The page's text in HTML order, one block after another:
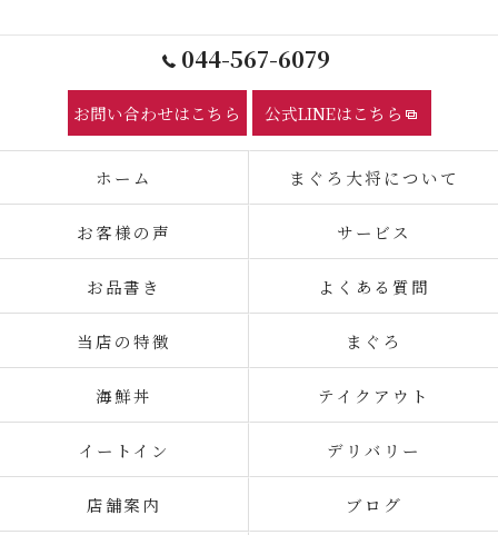
044-567-6079
お問い合わせはこちら 公式LINEはこちら
ホーム まぐろ大将について
お客様の声 サービス
お品書き よくある質問
当店の特徴 まぐろ
海鮮丼 テイクアウト
イートイン デリバリー
店舗案内 ブログ